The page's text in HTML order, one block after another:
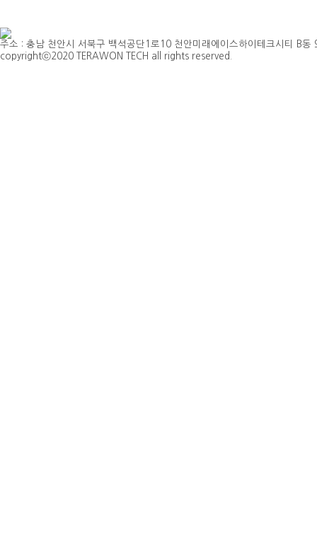
주소 : 충남 천안시 서북구 백석공단1로10 천안미래에이스하이테크시티
copyrightⓒ2020 TERAWON TECH all rights reserved.